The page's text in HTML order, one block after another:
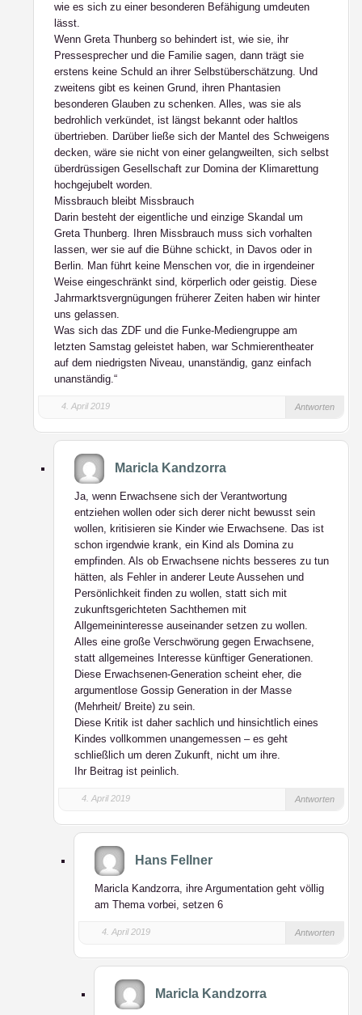
wie es sich zu einer besonderen Befähigung umdeuten
lässt.
Wenn Greta Thunberg so behindert ist, wie sie, ihr
Pressesprecher und die Familie sagen, dann trägt sie
erstens keine Schuld an ihrer Selbstüberschätzung. Und
zweitens gibt es keinen Grund, ihren Phantasien
besonderen Glauben zu schenken. Alles, was sie als
bedrohlich verkündet, ist längst bekannt oder haltlos
übertrieben. Darüber ließe sich der Mantel des Schweigens
decken, wäre sie nicht von einer gelangweilten, sich selbst
überdrüssigen Gesellschaft zur Domina der Klimarettung
hochgejubelt worden.
Missbrauch bleibt Missbrauch
Darin besteht der eigentliche und einzige Skandal um
Greta Thunberg. Ihren Missbrauch muss sich vorhalten
lassen, wer sie auf die Bühne schickt, in Davos oder in
Berlin. Man führt keine Menschen vor, die in irgendeiner
Weise eingeschränkt sind, körperlich oder geistig. Diese
Jahrmarktsvergnügungen früherer Zeiten haben wir hinter
uns gelassen.
Was sich das ZDF und die Funke-Mediengruppe am
letzten Samstag geleistet haben, war Schmierentheater
auf dem niedrigsten Niveau, unanständig, ganz einfach
unanständig.“
4. April 2019 Antworten
Maricla Kandzorra
Ja, wenn Erwachsene sich der Verantwortung
entziehen wollen oder sich derer nicht bewusst sein
wollen, kritisieren sie Kinder wie Erwachsene. Das ist
schon irgendwie krank, ein Kind als Domina zu
empfinden. Als ob Erwachsene nichts besseres zu tun
hätten, als Fehler in anderer Leute Aussehen und
Persönlichkeit finden zu wollen, statt sich mit
zukunftsgerichteten Sachthemen mit
Allgemeininteresse auseinander setzen zu wollen.
Alles eine große Verschwörung gegen Erwachsene,
statt allgemeines Interesse künftiger Generationen.
Diese Erwachsenen-Generation scheint eher, die
argumentlose Gossip Generation in der Masse
(Mehrheit/ Breite) zu sein.
Diese Kritik ist daher sachlich und hinsichtlich eines
Kindes vollkommen unangemessen – es geht
schließlich um deren Zukunft, nicht um ihre.
Ihr Beitrag ist peinlich.
4. April 2019 Antworten
Hans Fellner
Maricla Kandzorra, ihre Argumentation geht völlig
am Thema vorbei, setzen 6
4. April 2019 Antworten
Maricla Kandzorra